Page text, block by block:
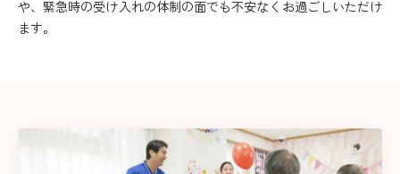
や、緊急時の受け入れの体制の面でも不安なくお過ごしいただけ
ます。